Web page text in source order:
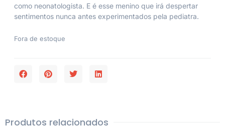
como neonatologista. E é esse menino que irá despertar
sentimentos nunca antes experimentados pela pediatra.
Fora de estoque
Produtos relacionados